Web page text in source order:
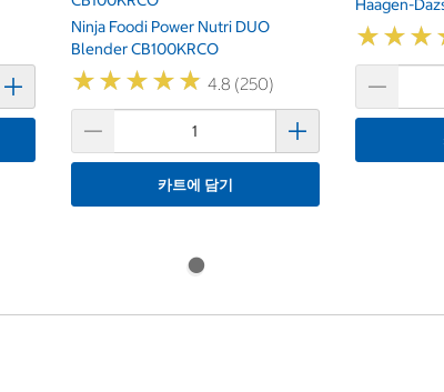
Ninja Foodi Power Nutri DUO
Blender CB100KRCO
★★★★★
★★★★★ 4.8 (250)
카트에 담기
Haagen-
★★★
★★★